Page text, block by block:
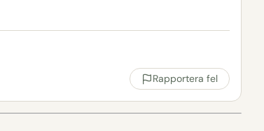
Rapportera fel